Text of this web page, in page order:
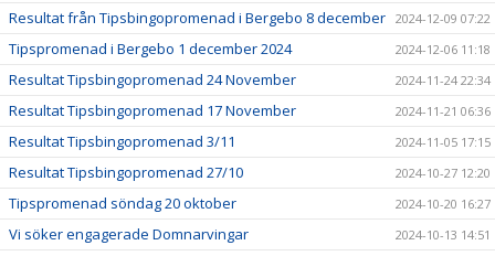
Resultat från Tipsbingopromenad i Bergebo 8 december 2024-12-09 07:22
Tipspromenad i Bergebo 1 december 2024 2024-12-06 11:18
Resultat Tipsbingopromenad 24 November 2024-11-24 22:34
Resultat Tipsbingopromenad 17 November 2024-11-21 06:36
Resultat Tipsbingopromenad 3/11 2024-11-05 17:15
Resultat Tipsbingopromenad 27/10 2024-10-27 12:20
Tipspromenad söndag 20 oktober 2024-10-20 16:27
Vi söker engagerade Domnarvingar 2024-10-13 14:51